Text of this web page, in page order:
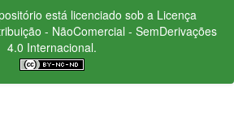
está licenciado sob a Licença
- NãoComercial - SemDerivações
4.0 Internacional.